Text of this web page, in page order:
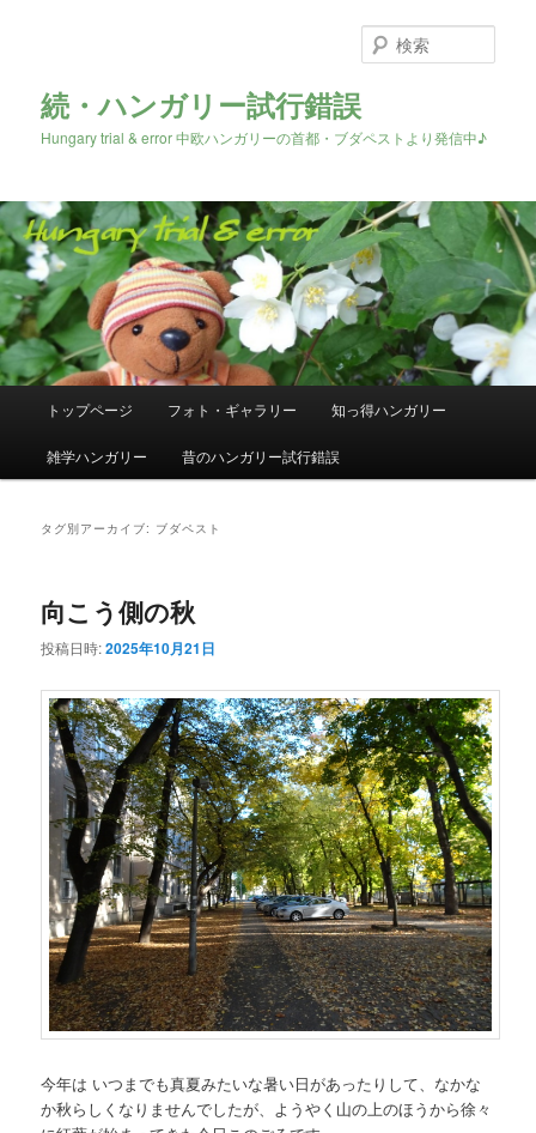
続・ハンガリー試行錯誤
Hungary trial & error 中欧ハンガリーの首都・ブダペストより発信中♪
索
メ
メ
イ
ン
ン
ツ
へ
移
動
サ
ブ
テ
ツ
へ
移
動
トップページ フォト・ギャラリー 知っ得ハンガリー
雑学ハンガリー 昔のハンガリー試行錯誤
タグ別アーカイブ: ブダペスト
向こう側の秋
投稿日時:2025年10月21日
今年は いつまでも真夏みたいな暑い日があったりして、なかな
か秋らしくなりませんでしたが、ようやく山の上のほうから徐々